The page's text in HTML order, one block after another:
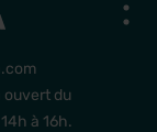
ouvert du
à 16h.